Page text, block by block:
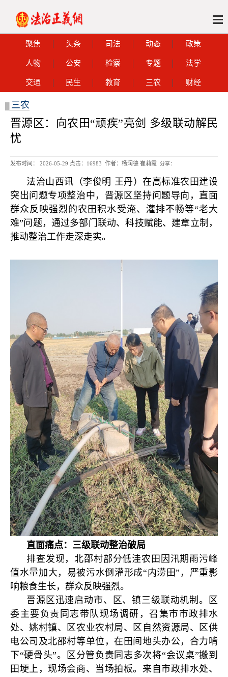
聚焦 头条 司法 动态 政策
人物 公安 检察 专题 法学
交通 民生 教育 三农 财经
三农
晋源区：向农田“顽疾”亮剑 多级联动解民
忧
发布时间： 2026-05-29 点击： 16983 作者：杨润德 崔莉霞 分享：
法治山西讯（李俊明 王丹）在高标准农田建设
突出问题专项整治中，晋源区坚持问题导向，直面
群众反映强烈的农田积水受淹、灌排不畅等“老大
难”问题，通过多部门联动、科技赋能、建章立制，
推动整治工作走深走实。
直面痛点：三级联动整治破局
排查发现，北邵村部分低洼农田因汛期雨污峰
值水量加大，易被污水倒灌形成“内涝田”，严重影
响粮食生长，群众反映强烈。
晋源区迅速启动市、区、镇三级联动机制。区
委主要负责同志带队现场调研，召集市市政排水
处、姚村镇、区农业农村局、区自然资源局、区供
电公司及北邵村等单位，在田间地头办公，合力啃
下“硬骨头”。区分管负责同志多次将“会议桌”搬到
田埂上，现场会商、当场拍板。来自市政排水处、